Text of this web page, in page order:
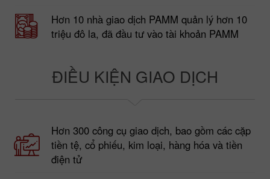
Hơn 10 nhà giao dịch PAMM quản lý hơn 10
triệu đô la, đã đầu tư vào tài khoản PAMM
ĐIỀU KIỆN GIAO DỊCH
Hơn 300 công cụ giao dịch, bao gồm các cặp
tiền tệ, cổ phiếu, kim loại, hàng hóa và tiền
điện tử